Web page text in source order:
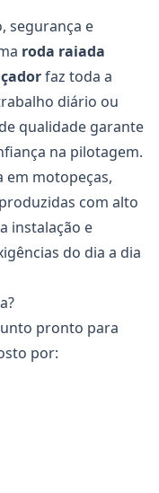
segurança e
roda raiada
faz toda a
diário ou
qualidade garante
na pilotagem.
em motopeças,
com alto
instalação e
do dia a dia
pronto para
por: